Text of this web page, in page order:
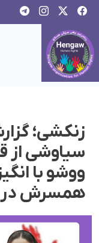
زنکشی؛
سیاوشی از
ووشو با
همسرش در